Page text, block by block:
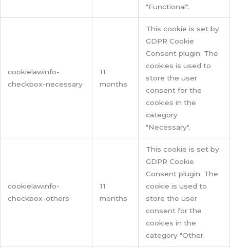
"Functional".
cookielawinfo-
checkbox-necessary
11
months
This cookie is set by
GDPR Cookie
Consent plugin. The
cookies is used to
store the user
consent for the
cookies in the
category
"Necessary".
cookielawinfo-
checkbox-others
11
months
This cookie is set by
GDPR Cookie
Consent plugin. The
cookie is used to
store the user
consent for the
cookies in the
category "Other.